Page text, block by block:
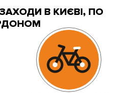
В КИЄВІ, ПО